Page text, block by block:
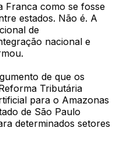
Franca como se fosse
estados. Não é. A
de
nacional e
de que os
Tributária
para o Amazonas
de São Paulo
determinados setores